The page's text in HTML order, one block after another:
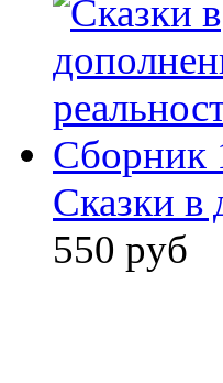
Сказки в
550 руб